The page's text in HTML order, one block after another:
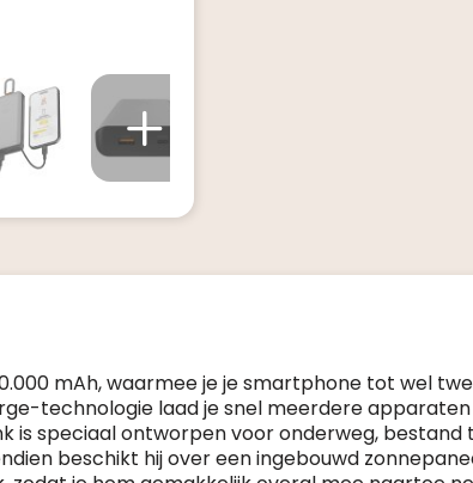
mAh, waarmee je je smartphone tot wel
technologie laad je snel meerdere
is speciaal ontworpen voor onderweg, bestand
beschikt hij over een ingebouwd